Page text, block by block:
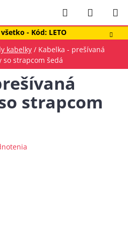
- Kód: LETO
Hľadať
KOŠÍK
kabelky / Kabelka - prešívaná
so strapcom šedá
strapcom